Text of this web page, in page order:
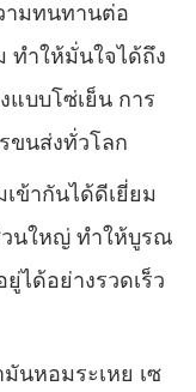
ามทนทานต่อ
ทำให้มั่นใจได้ถึง
บบโซ่เย็น การ
ขนส่งทั่วโลก
ข้ากันได้ดีเยี่ยม
วนใหญ่ ทำให้บูรณ
ได้อย่างรวดเร็ว
นหอมระเหย เซ